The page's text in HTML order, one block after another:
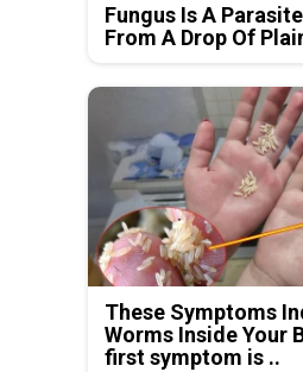
Fungus Is A
From A Drop Of
These Symptoms
Worms Inside Your
first symptom is ..